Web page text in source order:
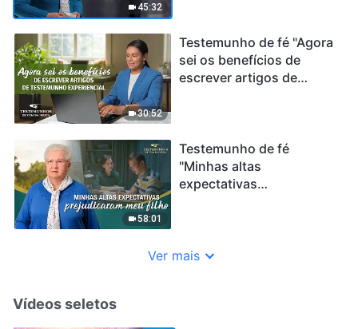
45:32
30:52
Testemunho de fé "Agora
sei os benefícios de
escrever artigos de
58:01
Testemunho de fé
"Minhas altas
expectativas
Ver mais
Vídeos seletos